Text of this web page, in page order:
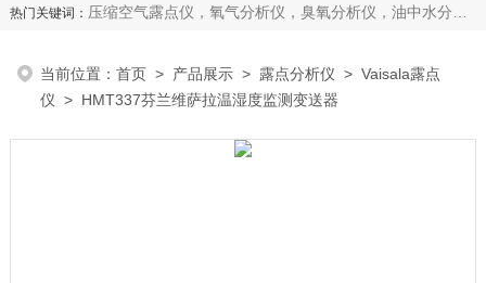
热门关键词： 压缩空气露点仪，氧气分析仪，臭氧分析仪，油中水分析仪，超声波测漏仪。
当前位置：首页 > 产品展示 > 露点分析仪 >Vaisala露点
仪 > HMT337芬兰维萨拉温湿度监测变送器